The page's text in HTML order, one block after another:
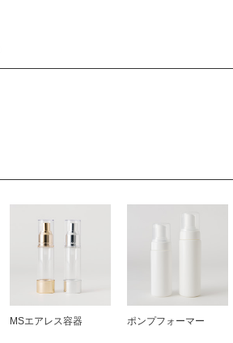
MSエアレス容器 ポンプフォーマー